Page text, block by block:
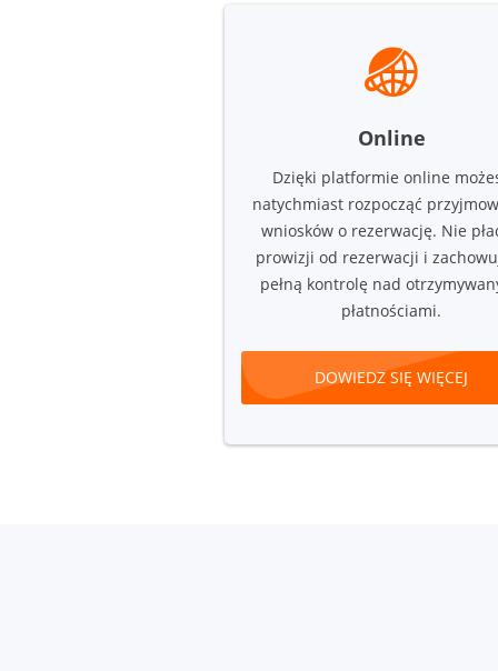
Online
Dzięki platformie online
natychmiast rozpocząć
wniosków o rezerwację. Nie
prowizji od rezerwacji i
pełną kontrolę nad
płatnościami.
DOWIEDZ SIĘ WIĘCEJ